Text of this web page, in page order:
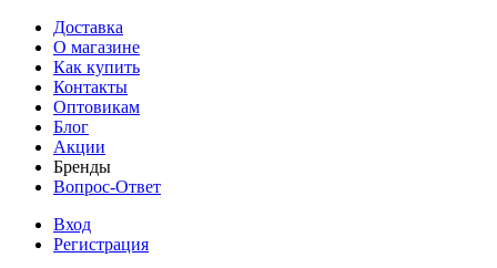
Доставка
О магазине
Как купить
Контакты
Оптовикам
Блог
Акции
Бренды
Вопрос-Ответ
Вход
Регистрация